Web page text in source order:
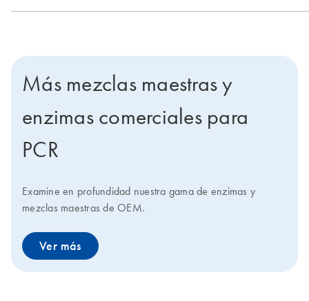
Más mezclas maestras y
enzimas comerciales para
PCR
Examine en profundidad nuestra gama de enzimas y
mezclas maestras de OEM.
Ver más